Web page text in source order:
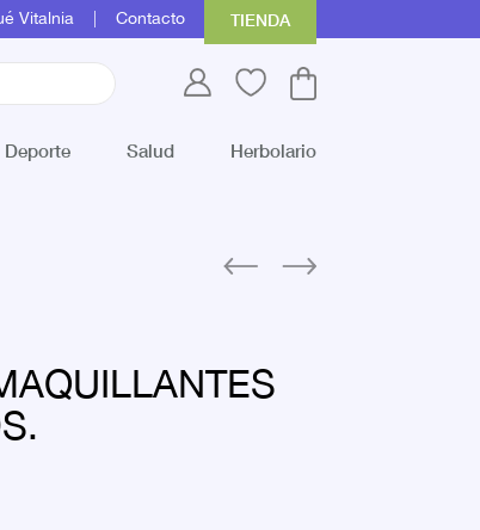
Vitalnia Contacto TIENDA
Deporte Salud Herbolario